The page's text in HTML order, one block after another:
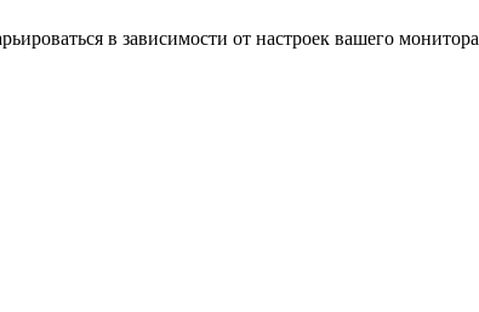
в зависимости от настроек вашего монитора